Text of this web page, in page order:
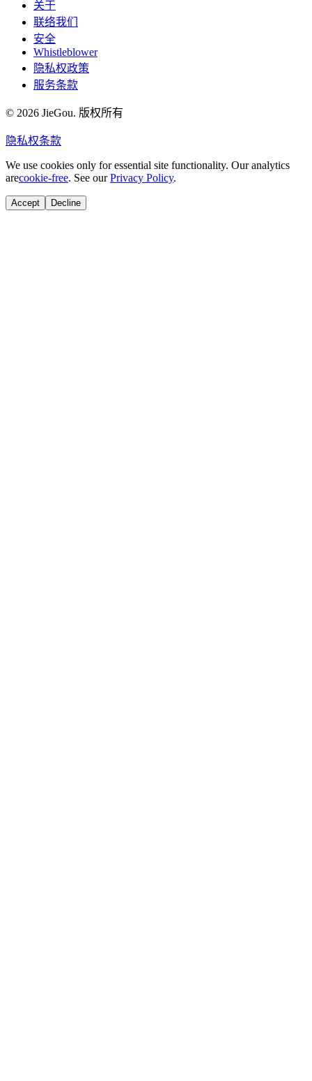
关于
联络我们
安全
Whistleblower
隐私权政策
服务条款
© 2026 JieGou. 版权所有
隐私权条款
We use cookies only for essential site functionality. Our analytics
arecookie-free. See ourPrivacy Policy.
Accept Decline